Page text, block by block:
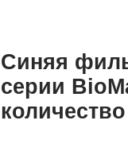
Синяя
серии